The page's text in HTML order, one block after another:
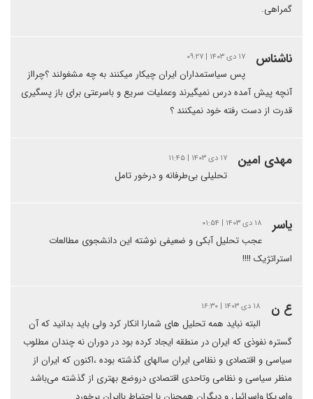
گمراهی.
ناشناس ۱۷ دی ۱۴۰۳ | ۰۹:۲۷
پس سیاستمداران ایران چیکار میکنند به چه مشغولند ؟چرااز
آنچه پیش آمده درس نمیگیرند وعملیات سریع و باسرعتی برای باز پسگیری
قدرت از دست رفته خود نمیکنند ؟
مهدی امین ۱۷ دی ۱۴۰۳ | ۱۱:۴۵
تحلیلی بی‌طرفانه و درخور تامل
یاسر ۱۸ دی ۱۴۰۳ | ۰۱:۵۴
عجب تحلیل آبکی و ضعیفی نوشته این دانشجوی مطالعات
استراتژیک !!!!
ع ن ۱۸ دی ۱۴۰۳ | ۱۶:۳۰
البته نباید همه تحلیل های شمارا انکار کرد ولی باید بدانید که آن
گستره نفوذی که ایران در منطقه ایجاد کرده بود در دوران نه چندان مطلوب
سیاسی و اقتصادی و نظامی ایران سالهای گذشته بوده ،اکنون که ایران از
منظر سیاسی و نظامی وتاحدی اقتصادی دروضع بهتری از گذشته می‌باشد